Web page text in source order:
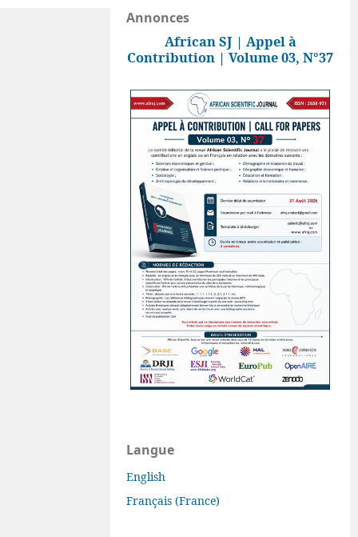
Annonces
African SJ | Appel à
Contribution | Volume 03, N°37
Langue
English
Français (France)